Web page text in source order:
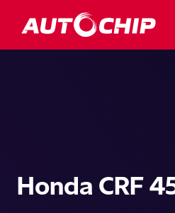
Honda CRF